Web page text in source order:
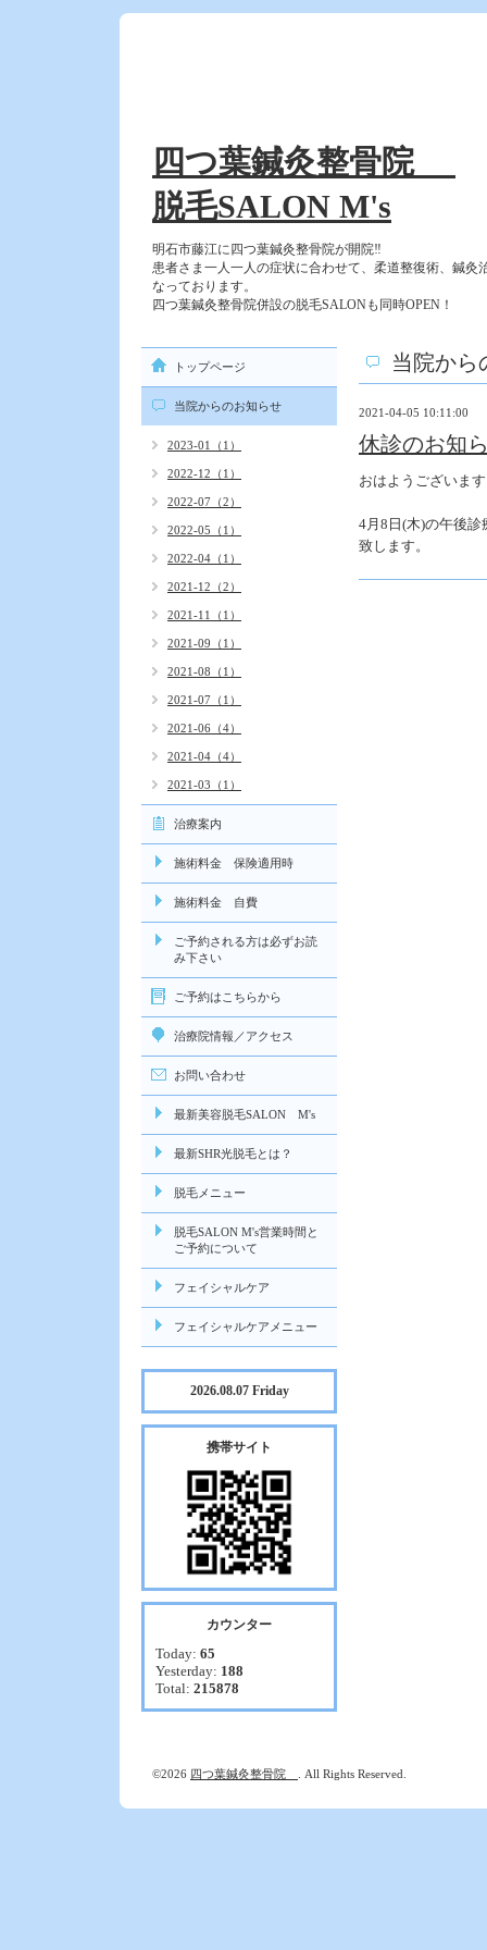
四つ葉鍼灸整骨院
脱毛SALON M's
明石市藤江に四つ葉鍼灸整骨院が開院‼
患者さま一人一人の症状に合わせて、柔道整復術、鍼
なっております。
四つ葉鍼灸整骨院併設の脱毛SALONも同時OPEN！
当院から
2021-04-05 10:11:00
休診のお知
おはようございま
4月8日(木)の午後
致します。
トップページ
当院からのお知らせ
2023-01（1）
2022-12（1）
2022-07（2）
2022-05（1）
2022-04（1）
2021-12（2）
2021-11（1）
2021-09（1）
2021-08（1）
2021-07（1）
2021-06（4）
2021-04（4）
2021-03（1）
治療案内
施術料金 保険適用時
施術料金 自費
ご予約される方は必ずお読
み下さい
ご予約はこちらから
治療院情報／アクセス
お問い合わせ
最新美容脱毛SALON M's
最新SHR光脱毛とは？
脱毛メニュー
脱毛SALON M's営業時間と
ご予約について
フェイシャルケア
フェイシャルケアメニュー
2026.08.07 Friday
携帯サイト
カウンター
Today: 65
Yesterday: 188
Total: 215878
©2026 四つ葉鍼灸整骨院 . All Rights Reserved.